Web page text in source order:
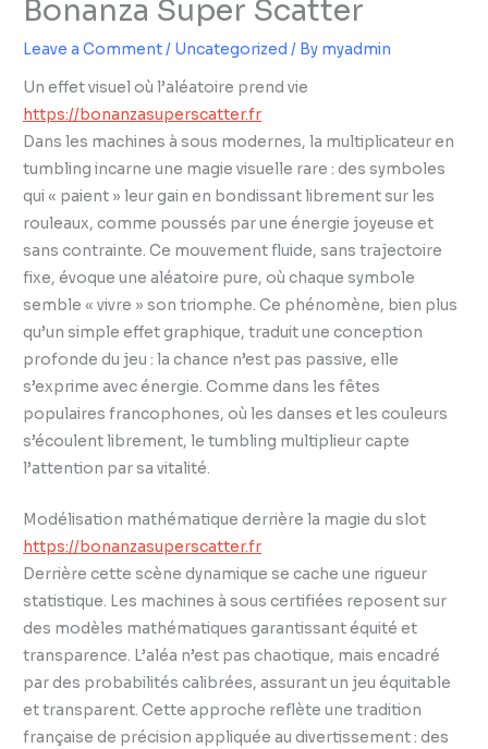
Bonanza Super Scatter
Leave a Comment/ Uncategorized / By myadmin
Un effet visuel où l’aléatoire prend vie
https://bonanzasuperscatter.fr
Dans les machines à sous modernes, la multiplicateur en
tumbling incarne une magie visuelle rare : des symboles
qui « paient » leur gain en bondissant librement sur les
rouleaux, comme poussés par une énergie joyeuse et
sans contrainte. Ce mouvement fluide, sans trajectoire
fixe, évoque une aléatoire pure, où chaque symbole
semble « vivre » son triomphe. Ce phénomène, bien plus
qu’un simple effet graphique, traduit une conception
profonde du jeu : la chance n’est pas passive, elle
s’exprime avec énergie. Comme dans les fêtes
populaires francophones, où les danses et les couleurs
s’écoulent librement, le tumbling multiplieur capte
l’attention par sa vitalité.
Modélisation mathématique derrière la magie du slot
https://bonanzasuperscatter.fr
Derrière cette scène dynamique se cache une rigueur
statistique. Les machines à sous certifiées reposent sur
des modèles mathématiques garantissant équité et
transparence. L’aléa n’est pas chaotique, mais encadré
par des probabilités calibrées, assurant un jeu équitable
et transparent. Cette approche reflète une tradition
française de précision appliquée au divertissement : des